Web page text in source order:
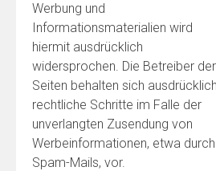
Werbung und
Informationsmaterialien wird
hiermit ausdrücklich
widersprochen. Die Betreiber der
Seiten behalten sich ausdrücklich
rechtliche Schritte im Falle der
unverlangten Zusendung von
Werbeinformationen, etwa durch
Spam-Mails, vor.